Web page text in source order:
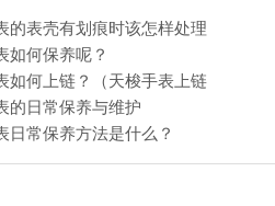
的表壳有划痕时该怎样处理
如何保养呢？
如何上链？（天梭手表上链
的日常保养与维护
日常保养方法是什么？